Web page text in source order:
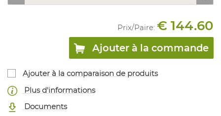
Prix/Paire: € 144.60
Ajouter à la commande
Ajouter à la comparaison de produits
Plus d'informations
Documents